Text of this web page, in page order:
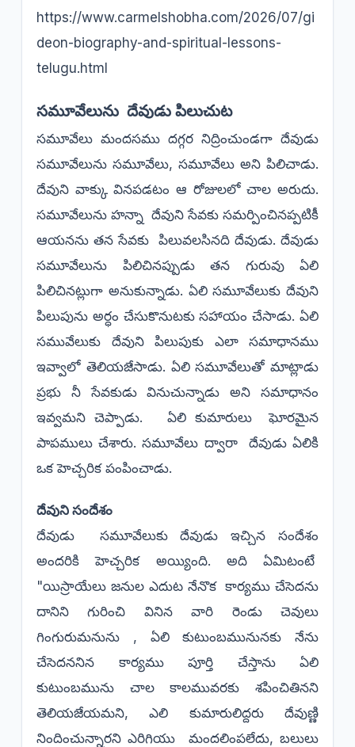
https://www.carmelshobha.com/2026/07/gi
deon-biography-and-spiritual-lessons-
telugu.html
సమూవేలును దేవుడు పిలుచుట
సమూవేలు మందసము దగ్గర నిద్రించుండగా దేవుడు
సమూవేలును సమూవేలు, సమూవేలు అని పిలిచాడు.
దేవుని వాక్కు వినపడటం ఆ రోజులలో చాల అరుదు.
సమూవేలును హన్నా దేవుని సేవకు సమర్పించినప్పటికీ
ఆయనను తన సేవకు పిలువలసినది దేవుడు. దేవుడు
సమూవేలును పిలిచినప్పుడు తన గురువు ఏలి
పిలిచినట్లుగా అనుకున్నాడు. ఏలి సమూవేలుకు దేవుని
పిలుపును అర్ధం చేసుకొనుటకు సహాయం చేసాడు. ఏలి
సమువేలుకు దేవుని పిలుపుకు ఎలా సమాధానము
ఇవ్వాలో తెలియజేసాడు. ఏలి సమూవేలుతో మాట్లాడు
ప్రభు నీ సేవకుడు వినుచున్నాడు అని సమాధానం
ఇవ్వమని చెప్పాడు. ఏలి కుమారులు ఘోరమైన
పాపములు చేశారు. సమూవేలు ద్వారా దేవుడు ఏలికి
ఒక హెచ్చరిక పంపించాడు.
దేవుని సందేశం
దేవుడు సమూవేలుకు దేవుడు ఇచ్చిన సందేశం
అందరికి హెచ్చరిక అయ్యింది. అది ఏమిటంటే
"యిస్రాయేలు జనుల ఎదుట నేనొక కార్యము చేసెదను
దానిని గురించి వినిన వారి రెండు చెవులు
గింగురుమనును , ఏలి కుటుంబమునునకు నేను
చేసెదననిన కార్యము పూర్తి చేస్తాను ఏలి
కుటుంబమును చాల కాలమువరకు శపించితినని
తెలియజేయమని, ఎలి కుమారులిద్దరు దేవుణ్ణి
నిందించున్నారని ఎరిగియు మందలింపలేదు, బలులు